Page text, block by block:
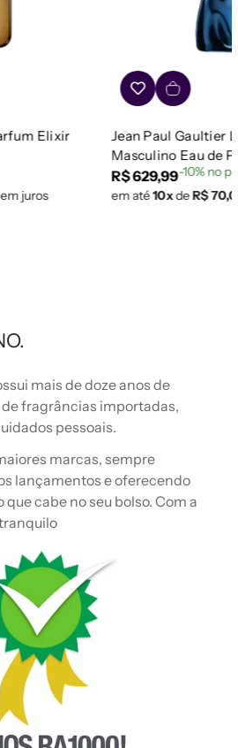
Elixir
juros
Jean Paul Gaultier
Masculino Eau de
Preço
regular
R$ 629,99-10% no
em até10xdeR$
mais de doze anos de
fragrâncias importadas,
pessoais.
marcas, sempre
lançamentos e oferecendo
cabe no seu bolso. Com a